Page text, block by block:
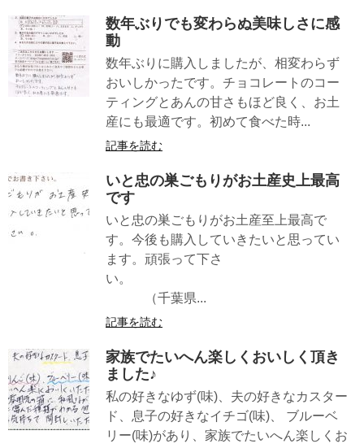
数年ぶりでも変わらぬ美味しさに感
動
数年ぶりに購入しましたが、相変わらず
おいしかったです。チョコレートのコー
ティングとあんの甘さもほど良く、お土
産にも最適です。初めて食べた時...
記事を読む
いと忠の巣ごもりがお土産史上最高
です
いと忠の巣ごもりがお土産至上最高で
す。今後も購入していきたいと思ってい
ます。頑張って下さ
い。
（千葉県...
記事を読む
家族でたいへん楽しくおいしく頂き
ました♪
私の好きなゆず(味)、夫の好きなカスター
ド、息子の好きなイチゴ(味)、 ブルーベ
リー(味)があり、家族でたいへん楽しくお